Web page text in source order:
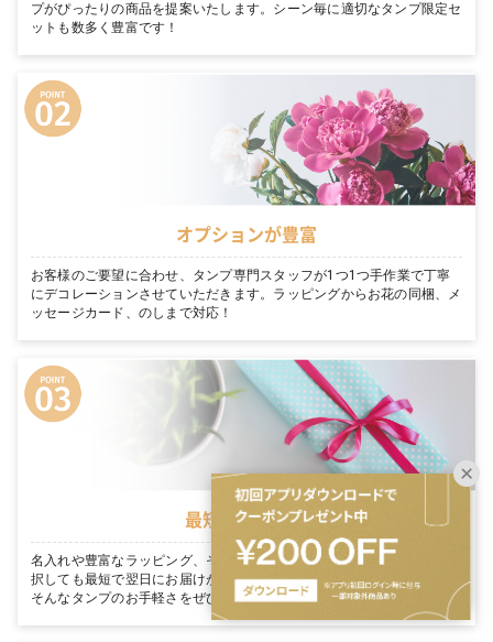
プがぴったりの商品を提案いたします。シーン毎に適切なタンプ限定セ
ットも数多く豊富です！
オプションが豊富
お客様のご要望に合わせ、タンプ専門スタッフが1つ1つ手作業で丁寧
にデコレーションさせていただきます。ラッピングからお花の同梱、メ
ッセージカード、のしまで対応！
最短翌日お届け
名入れや豊富なラッピング、そのまま渡せる完璧な装飾を たくさん選
択しても最短で翌日にお届けが可能です。「今日買って、明日届く」。
そんなタンプのお手軽さをぜひご体感ください。